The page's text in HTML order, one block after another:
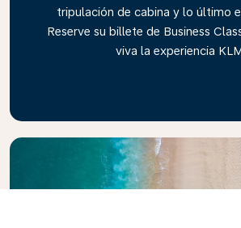
tripulación de cabina y lo último
Reserve su billete de Business
viva la experiencia